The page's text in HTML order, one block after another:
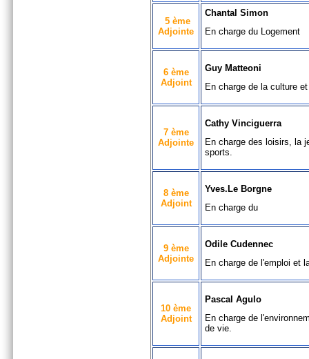
5 ème
Adjointe
Chantal Simon
En charge du Logement
6 ème
Adjoint
Guy Matteoni
En charge de la culture
7 ème
Adjointe
Cathy Vinciguerra
En charge des loisirs, la
sports.
8 ème
Adjoint
Yves.Le Borgne
En charge du
9 ème
Adjointe
Odile Cudennec
En charge de l'emploi et
10 ème
Adjoint
Pascal Agulo
En charge de
de vie.